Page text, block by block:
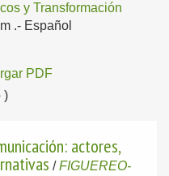
y Transformación
.- Español
PDF
)
actores,
/FIGUEREO-